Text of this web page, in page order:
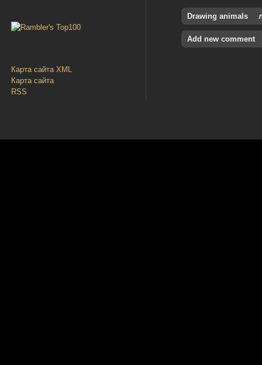
Карта сайта XML
Карта сайта
RSS
Drawing animals
Add new comment